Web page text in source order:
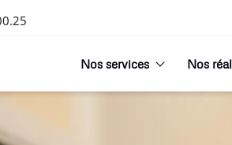
Nos services Nos